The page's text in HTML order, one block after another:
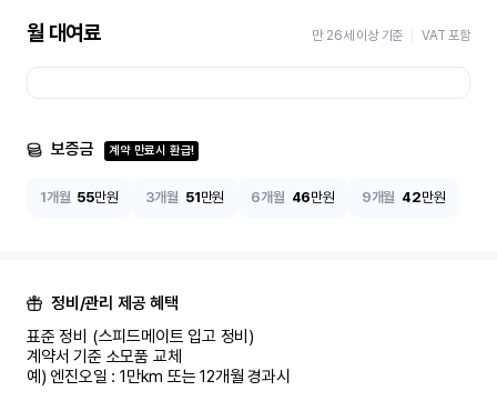
월 대여료 만 26세 이상 기준 VAT 포함
보증금 계약 만료시 환급!
1개월 55만원 3개월 51만원 6개월 46만원 9개월 42만원
정비/관리 제공 혜택
표준 정비 (스피드메이트 입고 정비)
계약서 기준 소모품 교체
예) 엔진오일 : 1만km 또는 12개월 경과시